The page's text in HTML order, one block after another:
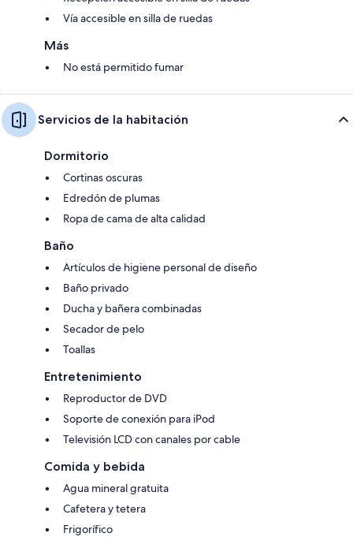
Vía accesible en silla de ruedas
Más
No está permitido fumar
Servicios de la habitación
Dormitorio
Cortinas oscuras
Edredón de plumas
Ropa de cama de alta calidad
Baño
Artículos de higiene personal de diseño
Baño privado
Ducha y bañera combinadas
Secador de pelo
Toallas
Entretenimiento
Reproductor de DVD
Soporte de conexión para iPod
Televisión LCD con canales por cable
Comida y bebida
Agua mineral gratuita
Cafetera y tetera
Frigorífico